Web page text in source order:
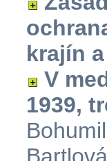
krajín
V
1939,